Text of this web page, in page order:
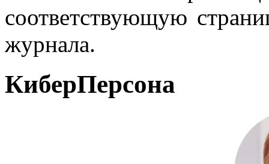
соответствующую
журнала.
КиберПерсона